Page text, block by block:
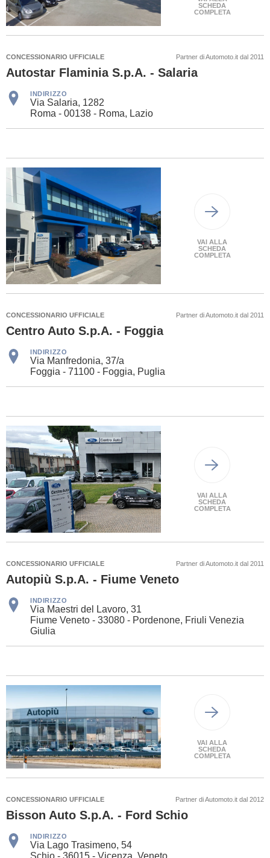
SCHEDA
COMPLETA
CONCESSIONARIO UFFICIALE Partner di Automoto.it dal 2011
Autostar Flaminia S.p.A. - Salaria
INDIRIZZO
Via Salaria, 1282
Roma - 00138 - Roma, Lazio
VAI ALLA
SCHEDA
COMPLETA
CONCESSIONARIO UFFICIALE Partner di Automoto.it dal 2011
Centro Auto S.p.A. - Foggia
INDIRIZZO
Via Manfredonia, 37/a
Foggia - 71100 - Foggia, Puglia
VAI ALLA
SCHEDA
COMPLETA
CONCESSIONARIO UFFICIALE Partner di Automoto.it dal 2011
Autopiù S.p.A. - Fiume Veneto
INDIRIZZO
Via Maestri del Lavoro, 31
Fiume Veneto - 33080 - Pordenone, Friuli Venezia
Giulia
VAI ALLA
SCHEDA
COMPLETA
CONCESSIONARIO UFFICIALE Partner di Automoto.it dal 2012
Bisson Auto S.p.A. - Ford Schio
INDIRIZZO
Via Lago Trasimeno, 54
Schio - 36015 - Vicenza, Veneto